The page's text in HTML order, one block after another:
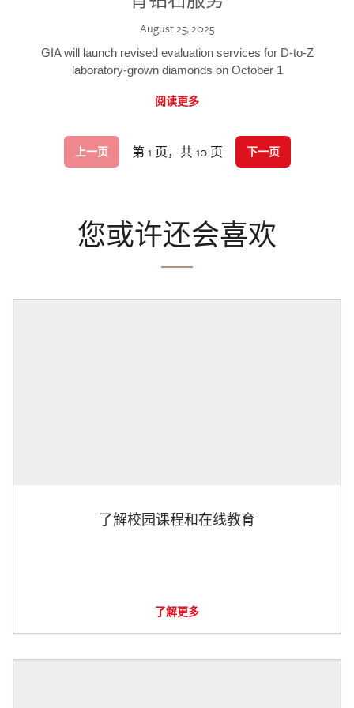
August 25, 2025
GIA will launch revised evaluation services for D-to-Z
laboratory-grown diamonds on October 1
阅读更多
上一页 第 1 页，共 10 页 下一页
您或许还会喜欢
了解校园课程和在线教育
了解更多